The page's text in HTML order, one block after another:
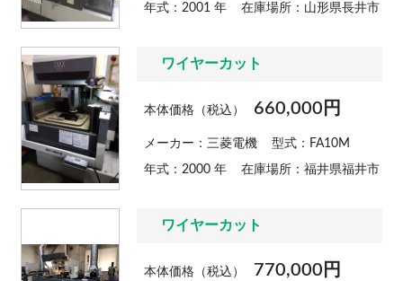
年式：2001 年 在庫場所：山形県長井市
ワイヤーカット
本体価格（税込） 660,000円
メーカー：三菱電機 型式：FA10M
年式：2000 年 在庫場所：福井県福井市
ワイヤーカット
本体価格（税込） 770,000円